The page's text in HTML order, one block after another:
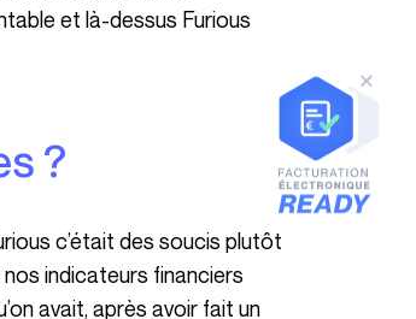
et là-dessus Furious
?
indicateurs financiers
avait, après avoir fait un